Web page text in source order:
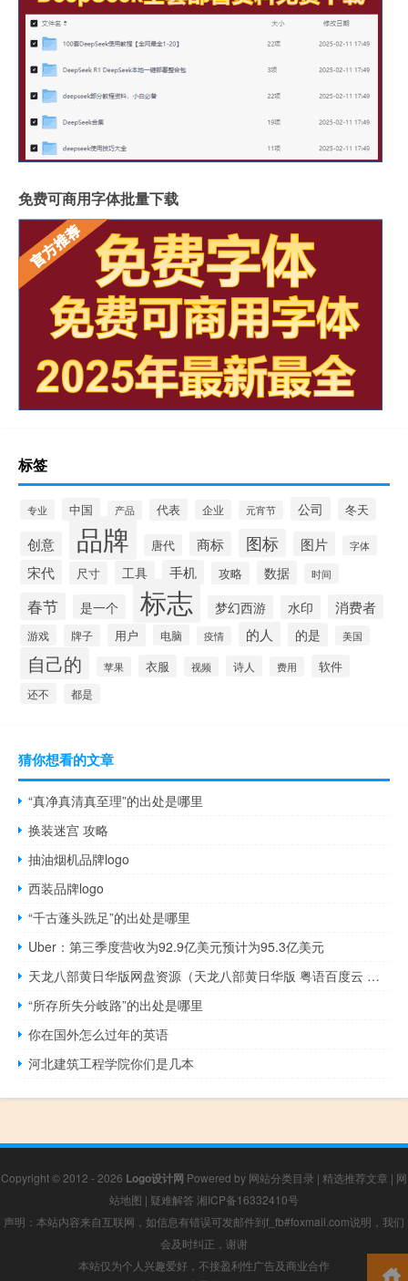
免费可商用字体批量下载
标签
专业 中国 产品 代表 企业 元宵节 公司 冬天
创意 品牌 唐代 商标 图标 图片 字体
宋代 尺寸 工具 手机 攻略 数据 时间
春节 是一个 标志 梦幻西游 水印 消费者
游戏 牌子 用户 电脑 疫情 的人 的是 美国
自己的 苹果 衣服 视频 诗人 费用 软件
还不 都是
猜你想看的文章
“真净真清真至理”的出处是哪里
换装迷宫 攻略
抽油烟机品牌logo
西装品牌logo
“千古蓬头跣足”的出处是哪里
Uber：第三季度营收为92.9亿美元预计为95.3亿美元
天龙八部黄日华版网盘资源（天龙八部黄日华版 粤语百度云 谢谢）
“所存所失分岐路”的出处是哪里
你在国外怎么过年的英语
河北建筑工程学院你们是几本
Copyright © 2012 - 2026 Logo设计网 Powered by 网站分类目录 | 精选推荐文章 | 网
站地图 | 疑难解答 湘ICP备16332410号
声明：本站内容来自互联网，如信息有错误可发邮件到f_fb#foxmail.com说明，我们
会及时纠正，谢谢
本站仅为个人兴趣爱好，不接盈利性广告及商业合作